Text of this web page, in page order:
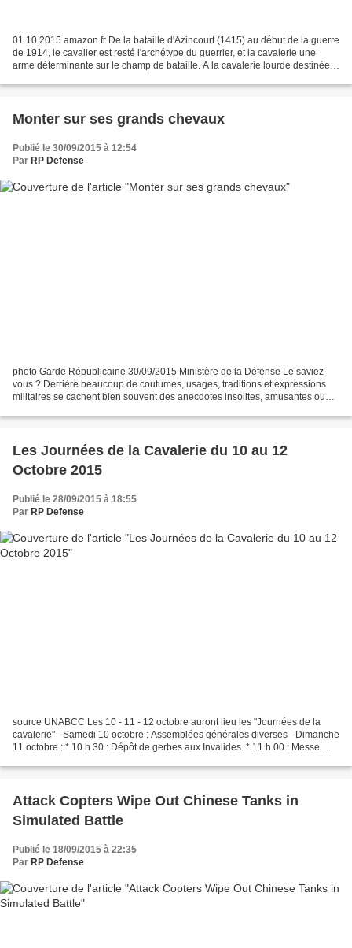
01.10.2015 amazon.fr De la bataille d'Azincourt (1415) au début de la guerre
de 1914, le cavalier est resté l'archétype du guerrier, et la cavalerie une
arme déterminante sur le champ de bataille. A la cavalerie lourde destinée à
Monter sur ses grands chevaux
Publié le 30/09/2015 à 12:54
Par RP Defense
photo Garde Républicaine 30/09/2015 Ministère de la Défense Le saviez-
vous ? Derrière beaucoup de coutumes, usages, traditions et expressions
militaires se cachent bien souvent des anecdotes insolites, amusantes ou
Les Journées de la Cavalerie du 10 au 12
Octobre 2015
Publié le 28/09/2015 à 18:55
Par RP Defense
source UNABCC Les 10 - 11 - 12 octobre auront lieu les "Journées de la
cavalerie" - Samedi 10 octobre : Assemblées générales diverses - Dimanche
11 octobre : * 10 h 30 : Dépôt de gerbes aux Invalides. * 11 h 00 : Messe.
Attack Copters Wipe Out Chinese Tanks in
Simulated Battle
Publié le 18/09/2015 à 22:35
Par RP Defense